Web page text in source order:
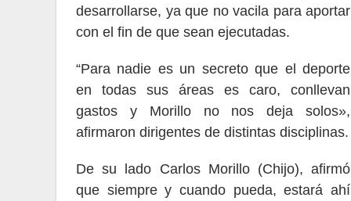
desarrollarse, ya que no vacila para aportar
con el fin de que sean ejecutadas.
“Para nadie es un secreto que el deporte
en todas sus áreas es caro, conllevan
gastos y Morillo no nos deja solos»,
afirmaron dirigentes de distintas disciplinas.
De su lado Carlos Morillo (Chijo), afirmó
que siempre y cuando pueda, estará ahí